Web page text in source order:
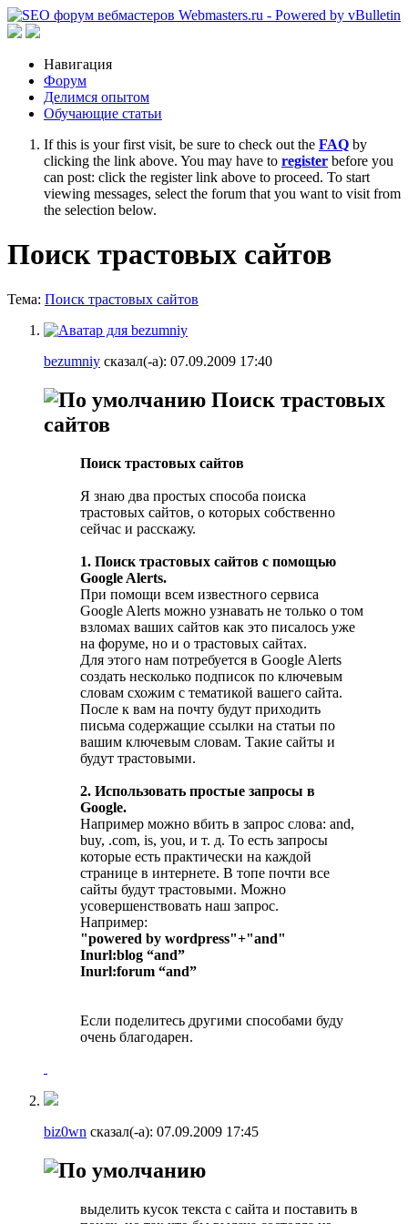
Навигация
Форум
Делимся опытом
Обучающие статьи
If this is your first visit, be sure to check out the FAQ by
clicking the link above. You may have to register before you
can post: click the register link above to proceed. To start
viewing messages, select the forum that you want to visit from
the selection below.
Поиск трастовых сайтов
Тема: Поиск трастовых сайтов
bezumniy сказал(-а): 07.09.2009 17:40
Поиск трастовых
сайтов
Поиск трастовых сайтов
Я знаю два простых способа поиска
трастовых сайтов, о которых собственно
сейчас и расскажу.
1. Поиск трастовых сайтов с помощью
Google Alerts.
При помощи всем известного сервиса
Google Alerts можно узнавать не только о том
взломах ваших сайтов как это писалось уже
на форуме, но и о трастовых сайтах.
Для этого нам потребуется в Google Alerts
создать несколько подписок по ключевым
словам схожим с тематикой вашего сайта.
После к вам на почту будут приходить
письма содержащие ссылки на статьи по
вашим ключевым словам. Такие сайты и
будут трастовыми.
2. Использовать простые запросы в
Google.
Например можно вбить в запрос слова: and,
buy, .com, is, you, и т. д. То есть запросы
которые есть практически на каждой
странице в интернете. В топе почти все
сайты будут трастовыми. Можно
усовершенствовать наш запрос.
Например:
"powered by wordpress"+"and"
Inurl:blog “and”
Inurl:forum “and”
Если поделитесь другими способами буду
очень благодарен.
biz0wn сказал(-а): 07.09.2009 17:45
выделить кусок текста с сайта и поставить в